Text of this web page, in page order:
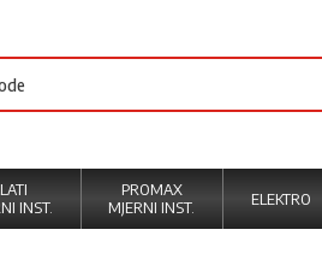
INST.
PROMAX
MJERNI INST.
ELEKTRO